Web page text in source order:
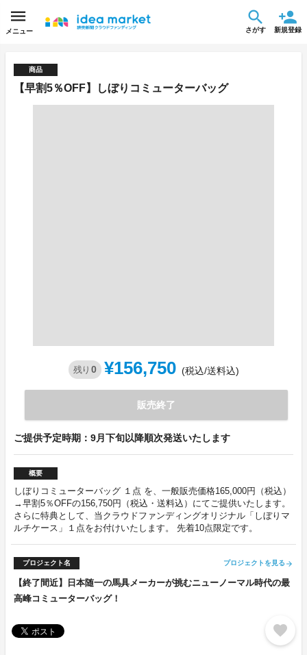
メニュー さがす 新規登録
商品
【早割5％OFF】しぼりコミューターバッグ
残り 0 ¥156,750 (税込/送料込)
販売終了
ご提供予定時期：9月下旬以降順次発送いたします
概要
しぼりコミューターバッグ １点 を、一般販売価格165,000円（税込）
→早割5％OFFの156,750円（税込・送料込）にてご提供いたします。
さらに特典として、当クラウドファンディングオリジナル「しぼりマ
ルチケース」１点をお付けいたします。 先着10点限定です。
プロジェクト名 プロジェクトを見る arrow_forward
【終了間近】日本随一の馬具メーカーが挑むニューノーマル時代の最
高峰コミューターバッグ！
favorite